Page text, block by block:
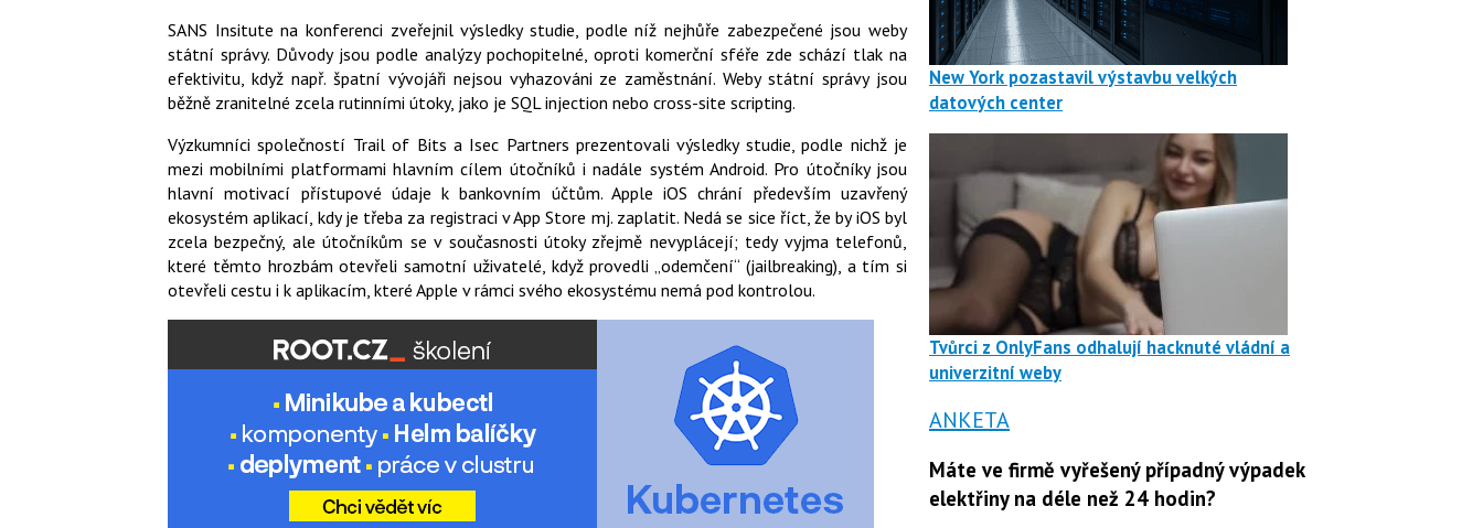
SANS Insitute na konferenci zveřejnil výsledky studie, podle níž nejhůře zabezpečené jsou weby
státní správy. Důvody jsou podle analýzy pochopitelné, oproti komerční sféře zde schází tlak na
efektivitu, když např. špatní vývojáři nejsou vyhazováni ze zaměstnání. Weby státní správy jsou
běžně zranitelné zcela rutinními útoky, jako je SQL injection nebo cross-site scripting.
Výzkumníci společností Trail of Bits a Isec Partners prezentovali výsledky studie, podle nichž je
mezi mobilními platformami hlavním cílem útočníků i nadále systém Android. Pro útočníky jsou
hlavní motivací přístupové údaje k bankovním účtům. Apple iOS chrání především uzavřený
ekosystém aplikací, kdy je třeba za registraci v App Store mj. zaplatit. Nedá se sice říct, že by iOS byl
zcela bezpečný, ale útočníkům se v současnosti útoky zřejmě nevyplácejí; tedy vyjma telefonů,
které těmto hrozbám otevřeli samotní uživatelé, když provedli „odemčení“ (jailbreaking), a tím si
otevřeli cestu i k aplikacím, které Apple v rámci svého ekosystému nemá pod kontrolou.
New York pozastavil výstavbu velkých
datových center
Tvůrci z OnlyFans odhalují hacknuté vládní a
univerzitní weby
ANKETA
Máte ve firmě vyřešený případný výpadek
elektřiny na déle než 24 hodin?